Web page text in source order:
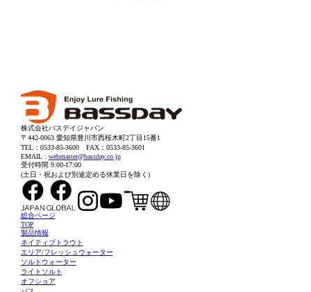
株式会社バスデイジャパン
〒442-0063 愛知県豊川市西桜木町2丁目15番1
TEL：0533-85-3600 FAX：0533-85-3601
EMAIL : webmaster@bassday.co.jp
受付時間 9:00-17:00
(土日・祝および別途定める休業日を除く)
総合ページ
TOP
製品情報
ネイティブトラウト
エリア/フレッシュウォーター
ソルトウォーター
ライトソルト
オフショア